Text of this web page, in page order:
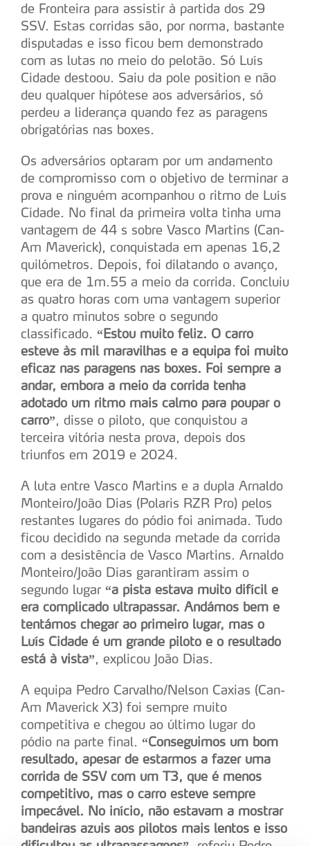
de Fronteira para assistir à partida dos 29
SSV. Estas corridas são, por norma, bastante
disputadas e isso ficou bem demonstrado
com as lutas no meio do pelotão. Só Luís
Cidade destoou. Saiu da pole position e não
deu qualquer hipótese aos adversários, só
perdeu a liderança quando fez as paragens
obrigatórias nas boxes.
Os adversários optaram por um andamento
de compromisso com o objetivo de terminar a
prova e ninguém acompanhou o ritmo de Luís
Cidade. No final da primeira volta tinha uma
vantagem de 44 s sobre Vasco Martins (Can-
Am Maverick), conquistada em apenas 16,2
quilómetros. Depois, foi dilatando o avanço,
que era de 1m.55 a meio da corrida. Concluiu
as quatro horas com uma vantagem superior
a quatro minutos sobre o segundo
classificado. “Estou muito feliz. O carro
esteve às mil maravilhas e a equipa foi muito
eficaz nas paragens nas boxes. Foi sempre a
andar, embora a meio da corrida tenha
adotado um ritmo mais calmo para poupar o
carro”, disse o piloto, que conquistou a
terceira vitória nesta prova, depois dos
triunfos em 2019 e 2024.
A luta entre Vasco Martins e a dupla Arnaldo
Monteiro/João Dias (Polaris RZR Pro) pelos
restantes lugares do pódio foi animada. Tudo
ficou decidido na segunda metade da corrida
com a desistência de Vasco Martins. Arnaldo
Monteiro/João Dias garantiram assim o
segundo lugar “a pista estava muito difícil e
era complicado ultrapassar. Andámos bem e
tentámos chegar ao primeiro lugar, mas o
Luís Cidade é um grande piloto e o resultado
está à vista”, explicou João Dias.
A equipa Pedro Carvalho/Nelson Caxias (Can-
Am Maverick X3) foi sempre muito
competitiva e chegou ao último lugar do
pódio na parte final. “Conseguimos um bom
resultado, apesar de estarmos a fazer uma
corrida de SSV com um T3, que é menos
competitivo, mas o carro esteve sempre
impecável. No início, não estavam a mostrar
bandeiras azuis aos pilotos mais lentos e isso